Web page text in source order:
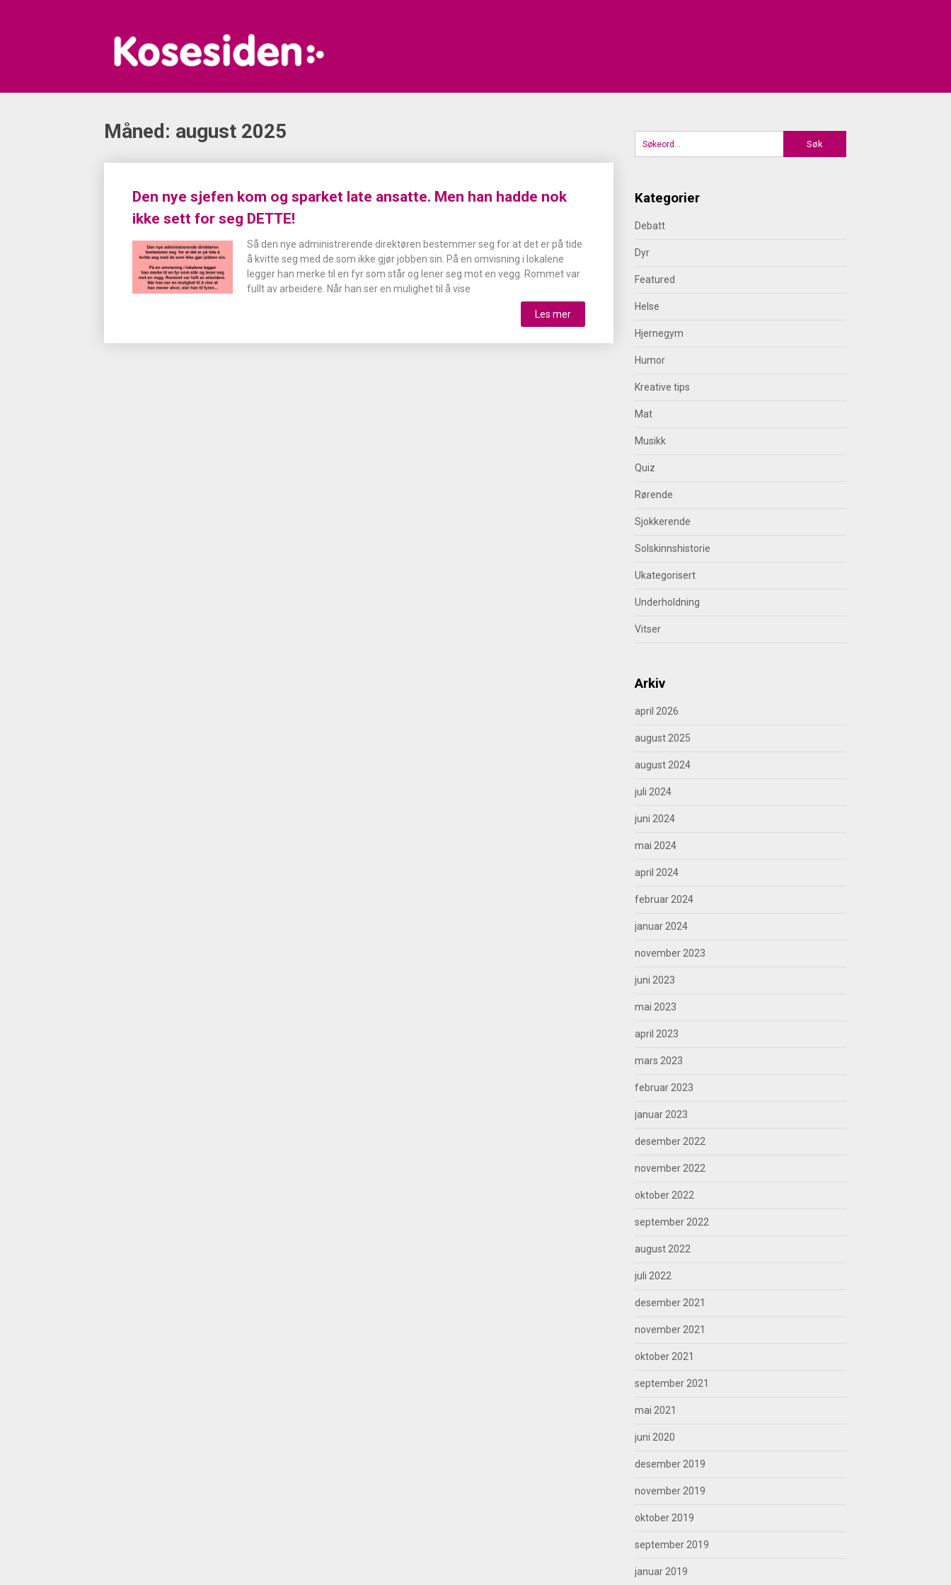
Måned: august 2025
Den nye sjefen kom og sparket late ansatte. Men han hadde nok
ikke sett for seg DETTE!
Så den nye administrerende direktøren bestemmer seg for at det er på tide
å kvitte seg med de som ikke gjør jobben sin. På en omvisning i lokalene
legger han merke til en fyr som står og lener seg mot en vegg. Rommet var
fullt av arbeidere. Når han ser en mulighet til å vise
Les mer
navigation
Kategorier
Debatt
Dyr
Featured
Helse
Hjernegym
Humor
Kreative tips
Mat
Musikk
Quiz
Rørende
Sjokkerende
Solskinnshistorie
Ukategorisert
Underholdning
Vitser
Arkiv
april 2026
august 2025
august 2024
juli 2024
juni 2024
mai 2024
april 2024
februar 2024
januar 2024
november 2023
juni 2023
mai 2023
april 2023
mars 2023
februar 2023
januar 2023
desember 2022
november 2022
oktober 2022
september 2022
august 2022
juli 2022
desember 2021
november 2021
oktober 2021
september 2021
mai 2021
juni 2020
desember 2019
november 2019
oktober 2019
september 2019
januar 2019